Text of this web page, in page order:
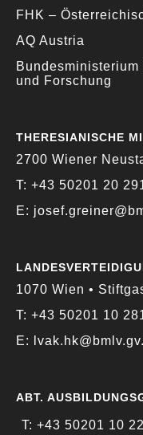
FHK –
AQ Austria
und Forschung
THERESIANISCHE
2700 Wiener
T: +43 50201 20
E:
1070 Wien •
T: +43 50201 10
E:
ABT.
T: +43 50201 10